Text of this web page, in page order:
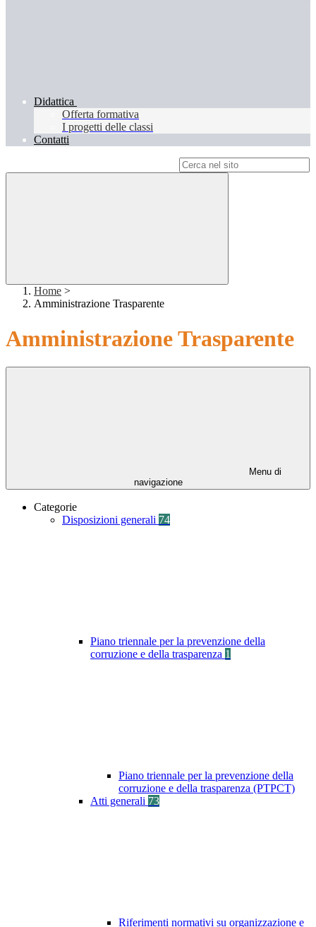
Didattica
Offerta formativa
I progetti delle classi
Contatti
Home >
Amministrazione Trasparente
Amministrazione Trasparente
Menu di
navigazione
Categorie
Disposizioni generali 74
Piano triennale per la prevenzione della
corruzione e della trasparenza 1
Piano triennale per la prevenzione della
corruzione e della trasparenza (PTPCT)
Atti generali 73
Riferimenti normativi su organizzazione e